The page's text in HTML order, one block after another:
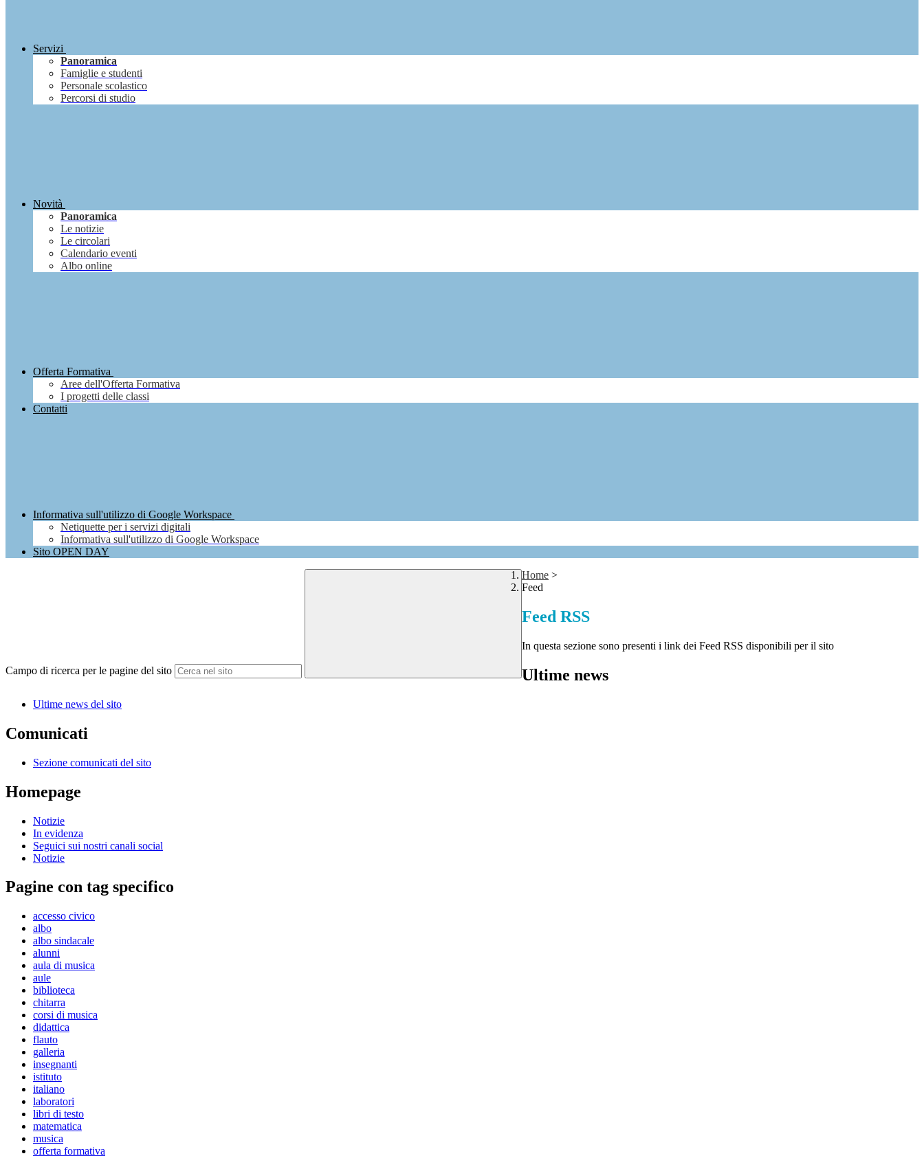
Servizi
Panoramica
Famiglie e studenti
Personale scolastico
Percorsi di studio
Novità
Panoramica
Le notizie
Le circolari
Calendario eventi
Albo online
Offerta Formativa
Aree dell'Offerta Formativa
I progetti delle classi
Contatti
Informativa sull'utilizzo di Google Workspace
Netiquette per i servizi digitali
Informativa sull'utilizzo di Google Workspace
Sito OPEN DAY
Campo di ricerca per le pagine del sito
Home >
Feed
Feed RSS
In questa sezione sono presenti i link dei Feed RSS disponibili per il sito
Ultime news
Ultime news del sito
Comunicati
Sezione comunicati del sito
Homepage
Notizie
In evidenza
Seguici sui nostri canali social
Notizie
Pagine con tag specifico
accesso civico
albo
albo sindacale
alunni
aula di musica
aule
biblioteca
chitarra
corsi di musica
didattica
flauto
galleria
insegnanti
istituto
italiano
laboratori
libri di testo
matematica
musica
offerta formativa